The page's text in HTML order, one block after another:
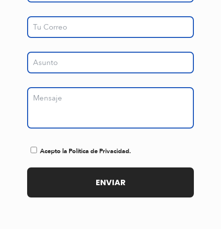
Acepto la Política de Privacidad.